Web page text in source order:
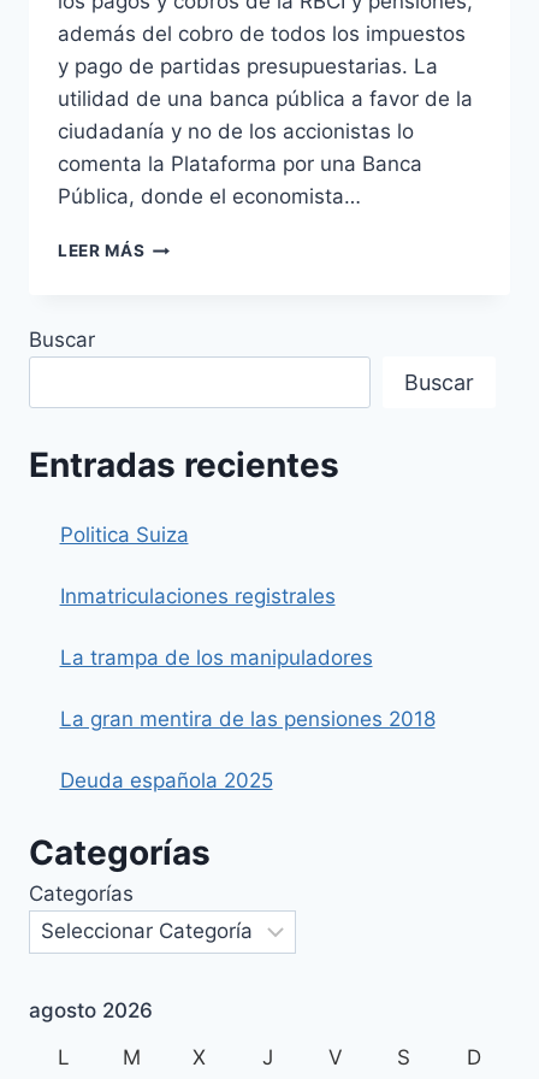
además del cobro de todos los impuestos
y pago de partidas presupuestarias. La
utilidad de una banca pública a favor de la
ciudadanía y no de los accionistas lo
comenta la Plataforma por una Banca
Pública, donde el economista…
LEER MÁS LA
FUTURO.
Buscar
Buscar
Entradas recientes
Politica Suiza
Inmatriculaciones registrales
La trampa de los manipuladores
La gran mentira de las pensiones 2018
Deuda española 2025
Categorías
Categorías
agosto 2026
L
M X J V S D